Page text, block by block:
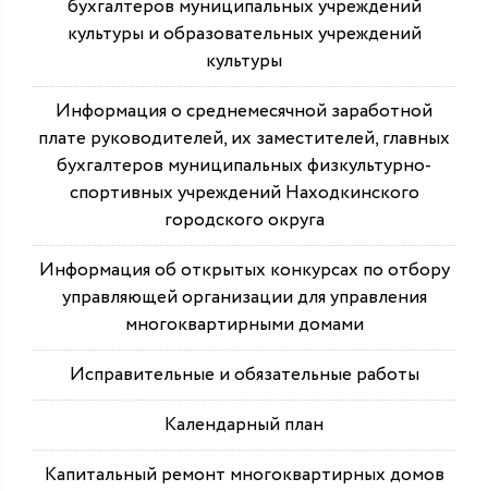
бухгалтеров муниципальных учреждений
культуры и образовательных учреждений
культуры
Информация о среднемесячной заработной
плате руководителей, их заместителей, главных
бухгалтеров муниципальных физкультурно-
спортивных учреждений Находкинского
городского округа
Информация об открытых конкурсах по отбору
управляющей организации для управления
многоквартирными домами
Исправительные и обязательные работы
Календарный план
Капитальный ремонт многоквартирных домов